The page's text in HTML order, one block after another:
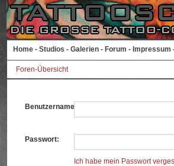
Home - Studios - Galerien - Forum - Impressum
Foren-Übersicht
Benutzername:
Passwort:
Ich habe mein Passwort